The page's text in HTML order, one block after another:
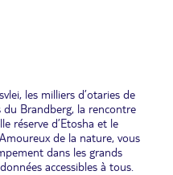
les milliers d’otaries de
du Brandberg, la rencontre
réserve d’Etosha et le
de la nature, vous
dans les grands
accessibles à tous.